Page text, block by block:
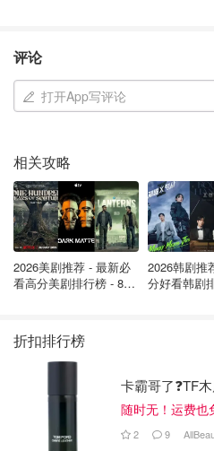
JacobLu 8
雅诗兰黛 小棕瓶
每天都用的护肤品，不用一
是经期前几天，皮肤状态明
这都是官网所说的功效，是不
没有它的那种感觉！那它到底
呢，我们来看看成分吧！
评论
打开App写评论
相关攻略
2026美剧推荐 - 最新必
看高分美剧排行榜 - 8月
2026韩剧推
分好看韩剧
折扣排行榜
卡霸哥了❓TF
随时无！运费也
2 9